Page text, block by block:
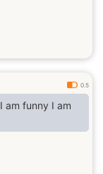
0.5
am funny I am